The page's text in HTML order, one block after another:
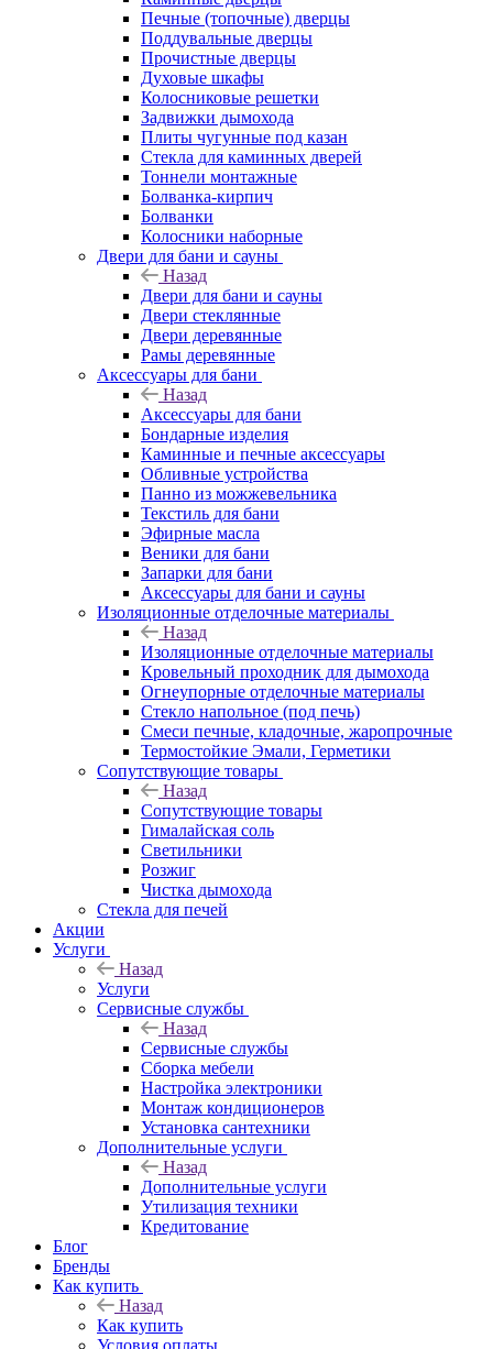
Печные (топочные) дверцы
Поддувальные дверцы
Прочистные дверцы
Духовые шкафы
Колосниковые решетки
Задвижки дымохода
Плиты чугунные под казан
Стекла для каминных дверей
Тоннели монтажные
Болванка-кирпич
Болванки
Колосники наборные
Двери для бани и сауны
Назад
Двери для бани и сауны
Двери стеклянные
Двери деревянные
Рамы деревянные
Аксессуары для бани
Назад
Аксессуары для бани
Бондарные изделия
Каминные и печные аксессуары
Обливные устройства
Панно из можжевельника
Текстиль для бани
Эфирные масла
Веники для бани
Запарки для бани
Аксессуары для бани и сауны
Изоляционные отделочные материалы
Назад
Изоляционные отделочные материалы
Кровельный проходник для дымохода
Огнеупорные отделочные материалы
Стекло напольное (под печь)
Смеси печные, кладочные, жаропрочные
Термостойкие Эмали, Герметики
Сопутствующие товары
Назад
Сопутствующие товары
Гималайская соль
Светильники
Розжиг
Чистка дымохода
Стекла для печей
Акции
Услуги
Назад
Услуги
Сервисные службы
Назад
Сервисные службы
Сборка мебели
Настройка электроники
Монтаж кондиционеров
Установка сантехники
Дополнительные услуги
Назад
Дополнительные услуги
Утилизация техники
Кредитование
Блог
Бренды
Как купить
Назад
Как купить
Условия оплаты